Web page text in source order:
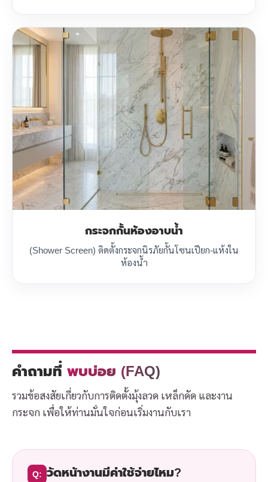
กระจกกั้นห้องอาบน้ำ
(Shower Screen) ติดตั้งกระจกนิรภัยกั้นโซนเปียก-แห้งใน
ห้องน้ำ
คำถามที่ พบบ่อย (FAQ)
รวมข้อสงสัยเกี่ยวกับการติดตั้งมุ้งลวด เหล็กดัด และงาน
กระจก เพื่อให้ท่านมั่นใจก่อนเริ่มงานกับเรา
Q: วัดหน้างานมีค่าใช้จ่ายไหม?